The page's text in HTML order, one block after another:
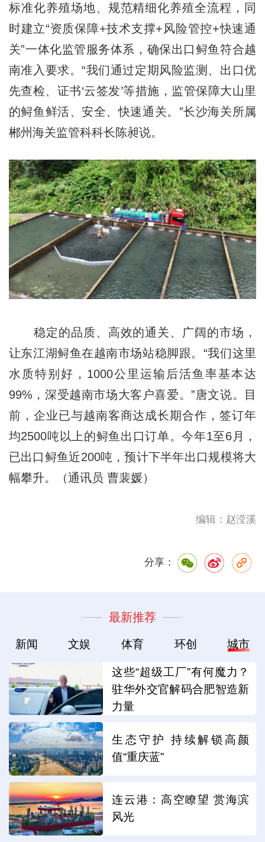
标准化养殖场地、规范精细化养殖全流程，同
时建立“资质保障+技术支撑+风险管控+快速通
关”一体化监管服务体系，确保出口鲟鱼符合越
南准入要求。“我们通过定期风险监测、出口优
先查检、证书‘云签发’等措施，监管保障大山里
的鲟鱼鲜活、安全、快速通关。”长沙海关所属
郴州海关监管科科长陈昶说。
稳定的品质、高效的通关、广阔的市场，
让东江湖鲟鱼在越南市场站稳脚跟。“我们这里
水质特别好，1000公里运输后活鱼率基本达
99%，深受越南市场大客户喜爱。”唐文说。目
前，企业已与越南客商达成长期合作，签订年
均2500吨以上的鲟鱼出口订单。今年1至6月，
已出口鲟鱼近200吨，预计下半年出口规模将大
幅攀升。（通讯员 曹裴媛）
编辑：赵滢溪
分享：
最新推荐
新闻 文娱 体育 环创 城市
这些“超级工厂”有何魔力？
驻华外交官解码合肥智造新
力量
生态守护 持续解锁高颜
值“重庆蓝”
连云港：高空瞭望 赏海滨
风光